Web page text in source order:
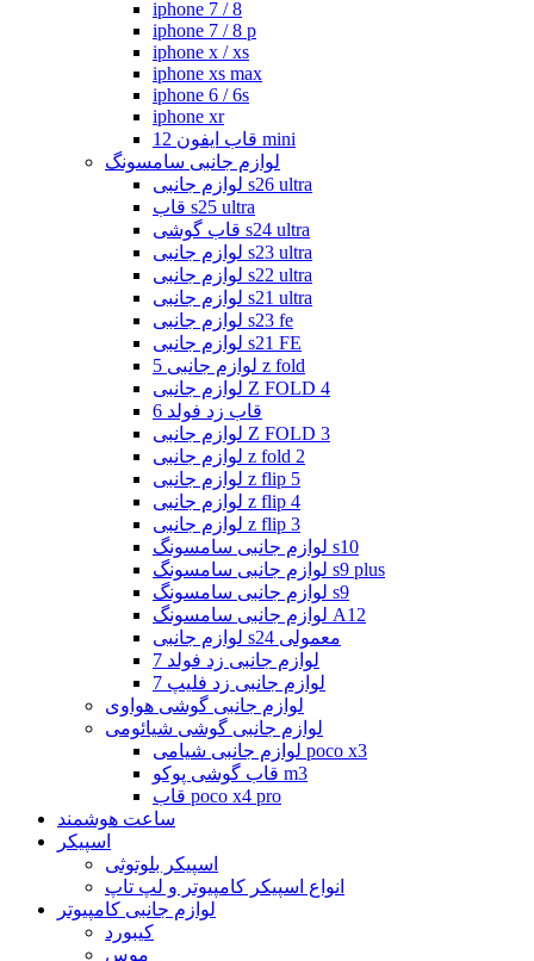
iphone 7 / 8
iphone 7 / 8 p
iphone x / xs
iphone xs max
iphone 6 / 6s
iphone xr
قاب ایفون 12 mini
لوازم جانبی سامسونگ
لوازم جانبی s26 ultra
قاب s25 ultra
قاب گوشی s24 ultra
لوازم جانبی s23 ultra
لوازم جانبی s22 ultra
لوازم جانبی s21 ultra
لوازم جانبی s23 fe
لوازم جانبی s21 FE
لوازم جانبی 5 z fold
لوازم جانبی Z FOLD 4
قاب زد فولد 6
لوازم جانبی Z FOLD 3
لوازم جانبی z fold 2
لوازم جانبی z flip 5
لوازم جانبی z flip 4
لوازم جانبی z flip 3
لوازم جانبی سامسونگ s10
لوازم جانبی سامسونگ s9 plus
لوازم جانبی سامسونگ s9
لوازم جانبی سامسونگ A12
لوازم جانبی s24 معمولی
لوازم جانبی زد فولد 7
لوازم جانبی زد فلیپ 7
لوازم جانبی گوشی هواوی
لوازم جانبی گوشی شیائومی
لوازم جانبی شیامی poco x3
قاب گوشی پوکو m3
قاب poco x4 pro
ساعت هوشمند
اسپیکر
اسپیکر بلوتوثی
انواع اسپیکر کامپیوتر و لپ تاپ
لوازم جانبی کامپیوتر
کیبورد
موس